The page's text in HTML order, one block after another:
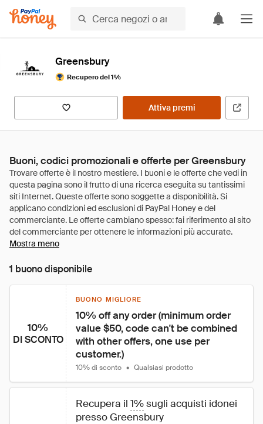
Greensbury
Recupero del 1%
Attiva premi
Buoni, codici promozionali e offerte per Greensbury
Mostra meno
1 buono disponibile
10%
DI SCONTO
BUONO MIGLIORE
10% off any order (minimum order
value $50, code can't be combined
with other offers, one use per
customer.)
10% di sconto • Qualsiasi prodotto
Recupera il 1% sugli acquisti idonei
presso Greensbury